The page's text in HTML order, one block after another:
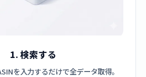
1. 検索する
を入力するだけで全データ取得。